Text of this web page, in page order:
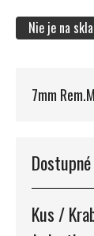
Nie je na
7mm
Kus /